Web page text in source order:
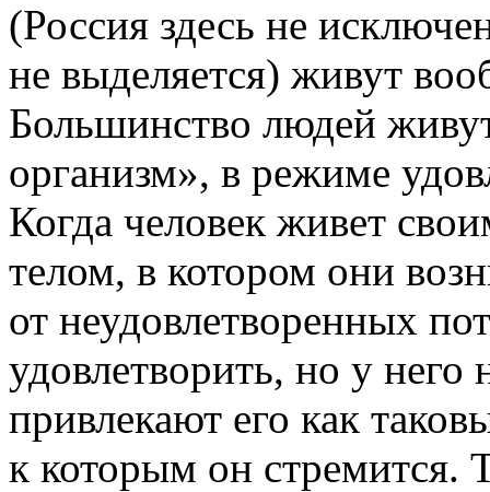
(Россия здесь не
не выделяется) живут
Большинство людей
организм», в режиме
Когда человек живет
телом, в котором они
от неудовлетворенных
удовлетворить, но у
привлекают его как
к которым он стремится.